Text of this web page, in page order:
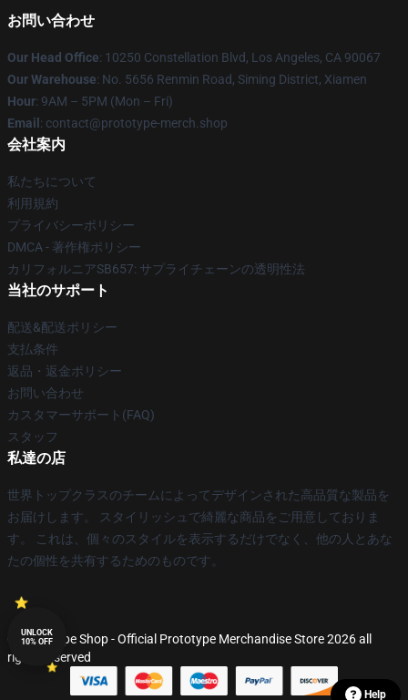
お問い合わせ
Our Head Office: 10250 Constellation Blvd, Los Angeles, CA 90067
Our Warehouse: No. 5656 Renmin Road, Siming District, Xiamen
Hour: 9AM – 5PM (Mon – Fri)
Email : contact@prototype-merch.shop
会社案内
私たちについて
利用規約
プライバシーポリシー
DMCA - 著作権ポリシー
カリフォルニアSB657: サプライチェーンの透明性法
当社のサポート
配送&配送ポリシー
支払条件
返品・返金ポリシー
お問い合わせ
カスタマーサポート(FAQ)
スタッフ
私達の店
世界トップクラスのチームによってデザインされた高品質な製品を
お届けします。 スタイリッシュで綺麗な商品をご用意しておりま
す。 これは、個々のスタイルを表示するだけでなく、他の人とあな
たの個性を共有するためのものです。
© Prototype Shop - Official Prototype Merchandise Store 2026 all
rights reserved
Help
UNLOCK
10% OFF